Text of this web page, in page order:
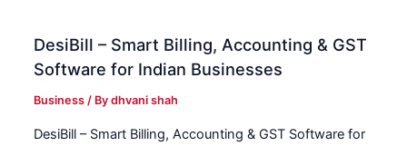
DesiBill – Smart Billing, Accounting & GST
Software for Indian Businesses
Business / Bydhvani shah
DesiBill – Smart Billing, Accounting & GST Software for